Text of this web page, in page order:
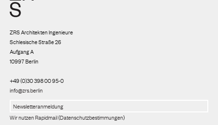
ZRS Architekten Ingenieure
Schlesische Straße 26
Aufgang A
10997 Berlin
+49 (0)30 398 00 95-0
info@zrs.berlin
Wir nutzen Rapidmail(Datenschutzbestimmungen)